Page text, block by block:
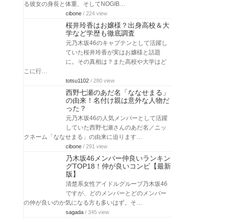
る彼女の身長と体重、そしてNOGIB…
cibone / 224 view
桜井玲香はお嬢様？出身高校＆大
学など学歴も徹底調査
元乃木坂46のキャプテンとして活躍し
ていた桜井玲香が実はお嬢様と話題
に。その真相は？また高校や大学はど
こに行…
totsu1102 / 280 view
西野七瀬のあだ名「ななせまる」
の由来！名付け親は意外な人物だ
った？
元乃木坂46の人気メンバーとして活躍
していた西野七瀬さんのあだ名／ニッ
クネーム「ななせまる」の由来に迫ります…
cibone / 291 view
乃木坂46メンバー仲良いランキン
グTOP18！仲が良いコンビ【最新
版】
清楚系女性アイドルグループ乃木坂46
ですが、どのメンバーとどのメンバー
の仲が良いのか気になる方も多いはず。そ…
sagada / 345 view